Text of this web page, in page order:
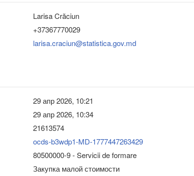
Larisa Crăciun
+37367770029
larisa.craciun@statistica.gov.md
29 апр 2026, 10:21
29 апр 2026, 10:34
21613574
ocds-b3wdp1-MD-1777447263429
80500000-9 - Servicii de formare
Закупка малой стоимости